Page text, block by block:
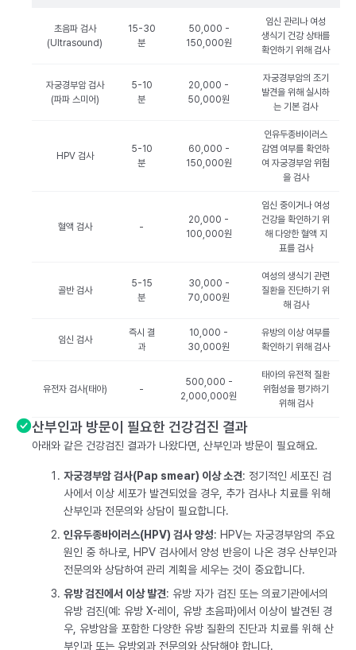
초음파 검사
(Ultrasound)
15-30
분
50,000 -
150,000원
임신 관리나 여성
생식기 건강 상태를
확인하기 위해 검사
자궁경부암 검사
(파파 스미어)
5-10
분
20,000 -
50,000원
자궁경부암의 조기
발견을 위해 실시하
는 기본 검사
HPV 검사
5-10
분
60,000 -
150,000원
인유두종바이러스
감염 여부를 확인하
여 자궁경부암 위험
을 검사
혈액 검사 -
20,000 -
100,000원
임신 중이거나 여성
건강을 확인하기 위
해 다양한 혈액 지
표를 검사
골반 검사
5-15
분
30,000 -
70,000원
여성의 생식기 관련
질환을 진단하기 위
해 검사
임신 검사
즉시 결
과
10,000 -
30,000원
유방의 이상 여부를
확인하기 위해 검사
유전자 검사(태아) -
500,000 -
2,000,000원
태아의 유전적 질환
위험성을 평가하기
위해 검사
산부인과 방문이 필요한 건강검진 결과
아래와 같은 건강검진 결과가 나왔다면, 산부인과 방문이 필요해요.
자궁경부암 검사(Pap smear) 이상 소견: 정기적인 세포진 검
사에서 이상 세포가 발견되었을 경우, 추가 검사나 치료를 위해
산부인과 전문의와 상담이 필요합니다.
인유두종바이러스(HPV) 검사 양성: HPV는 자궁경부암의 주요
원인 중 하나로, HPV 검사에서 양성 반응이 나온 경우 산부인과
전문의와 상담하여 관리 계획을 세우는 것이 중요합니다.
유방 검진에서 이상 발견: 유방 자가 검진 또는 의료기관에서의
유방 검진(예: 유방 X-레이, 유방 초음파)에서 이상이 발견된 경
우, 유방암을 포함한 다양한 유방 질환의 진단과 치료를 위해 산
부인과 또는 유방외과 전문의와 상담해야 합니다.